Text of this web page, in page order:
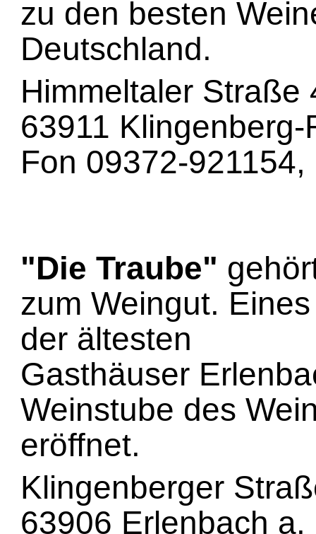
zu den besten
Deutschland.
Himmeltaler Straße
63911 Klingenberg-
Fon 09372-
"Die Traube"
zum Weingut. Eines
der ältesten
Gasthäuser
Weinstube des
eröffnet.
Klingenberger
63906 Erlenbach a.